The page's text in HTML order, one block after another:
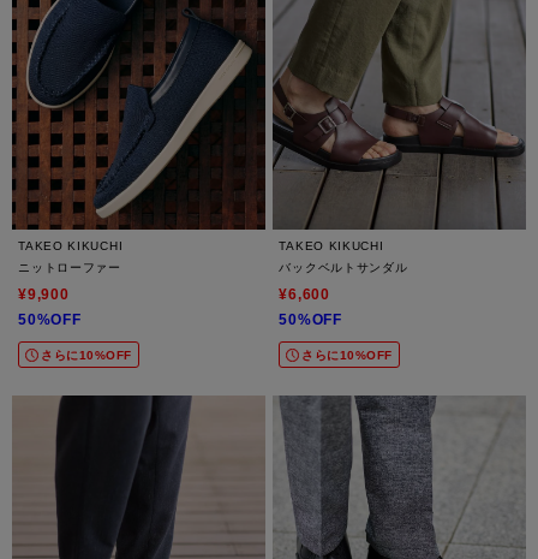
TAKEO KIKUCHI
ニットローファー
¥9,900
50%OFF
さらに10%OFF
TAKEO KIKUCHI
バックベルトサンダル
¥6,600
50%OFF
さらに10%OFF